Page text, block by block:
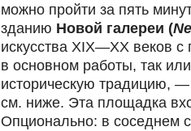
можно пройти за пять
зданию Новой галереи (
искусства XIX—XX веков с
в основном работы, так
историческую традицию,
см. ниже. Эта площадка
Опционально: в соседнем